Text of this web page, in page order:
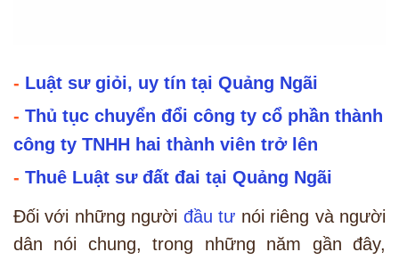
- Luật sư giỏi, uy tín tại Quảng Ngãi
- Thủ tục chuyển đổi công ty cổ phần thành
công ty TNHH hai thành viên trở lên
- Thuê Luật sư đất đai tại Quảng Ngãi
Đối với những người đầu tư nói riêng và người
dân nói chung, trong những năm gần đây,